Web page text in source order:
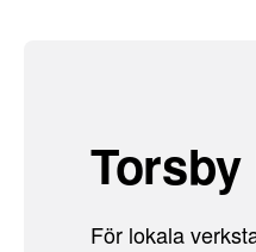
För lokala